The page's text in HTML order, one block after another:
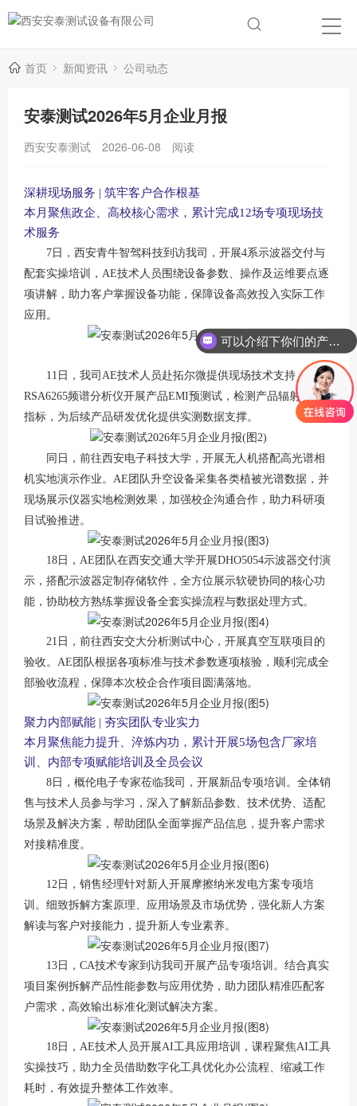
首页 新闻资讯 公司动态
安泰测试2026年5月企业月报
西安安泰测试 2026-06-08 阅读
深耕现场服务 | 筑牢客户合作根基
本月聚焦政企、高校核心需求，累计完成12场专项现场技
术服务
7日，西安青牛智驾科技到访我司，开展4系示波器交付与
配套实操培训，AE技术人员围绕设备参数、操作及运维要点逐
项讲解，助力客户掌握设备功能，保障设备高效投入实际工作
应用。
11日，我司AE技术人员赴拓尔微提供现场技术支持，使用
RSA6265频谱分析仪开展产品EMI预测试，检测产品辐射干扰
指标，为后续产品研发优化提供实测数据支撑。
同日，前往西安电子科技大学，开展无人机搭配高光谱相
机实地演示作业。 AE团队升空设备采集各类植被光谱数据，并
现场展示仪器实地检测效果，加强校企沟通合作，助力科研项
目试验推进。
18日，AE团队在西安交通大学开展DHO5054示波器交付演
示，搭配示波器定制存储软件，全方位展示软硬协同的核心功
能，协助校方熟练掌握设备全套实操流程与数据处理方式。
21日，前往西安交大分析测试中心，开展真空互联项目的
验收。AE团队根据各项标准与技术参数逐项核验，顺利完成全
部验收流程，保障本次校企合作项目圆满落地。
聚力内部赋能 | 夯实团队专业实力
本月聚焦能力提升、淬炼内功，累计开展5场包含厂家培
训、内部专项赋能培训及全员会议
8日，概伦电子专家莅临我司，开展新品专项培训。全体销
售与技术人员参与学习，深入了解新品参数、技术优势、适配
场景及解决方案，帮助团队全面掌握产品信息，提升客户需求
对接精准度。
12日，销售经理针对新人开展摩擦纳米发电方案专项培
训。细致拆解方案原理、应用场景及市场优势，强化新人方案
解读与客户对接能力，提升新人专业素养。
13日，CA技术专家到访我司开展产品专项培训。结合真实
项目案例拆解产品性能参数与应用优势，助力团队精准匹配客
户需求，高效输出标准化测试解决方案。
18日，AE技术人员开展AI工具应用培训，课程聚焦AI工具
实操技巧，助力全员借助数字化工具优化办公流程、缩减工作
耗时，有效提升整体工作效率。
可以介绍下你们的产品么？